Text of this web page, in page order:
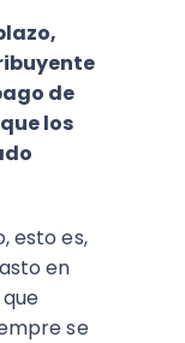
de
los
esto es,
en
se